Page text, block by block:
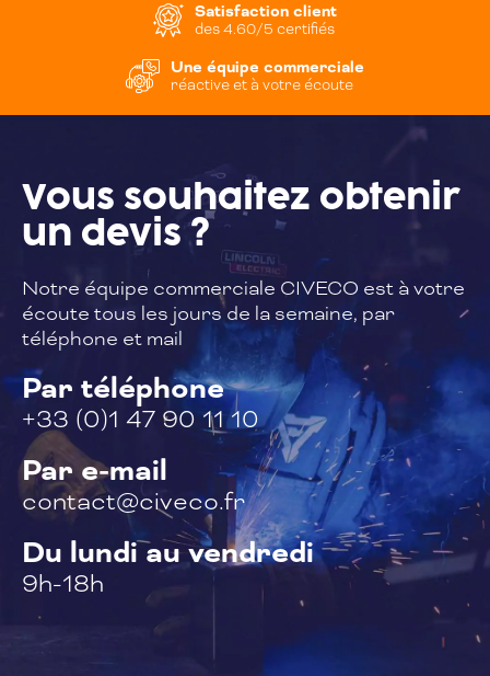
Satisfaction client
des 4.60/5 certifiés
Une équipe commerciale
réactive et à votre écoute
Vous souhaitez obtenir
un devis ?
Notre équipe commerciale CIVECO est àvotre
écoute tous les jours de la semaine, par
téléphone et mail
Par téléphone
+33 (0)1 47 90 11 10
Par e-mail
contact@civeco.fr
Du lundi au vendredi
9h-18h